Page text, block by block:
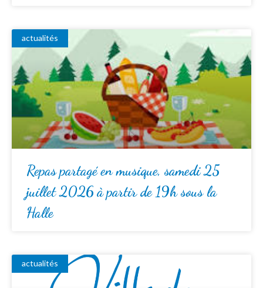
actualités
Repas partagé en musique, samedi 25
juillet 2026 à partir de 19h sous la
Halle
actualités